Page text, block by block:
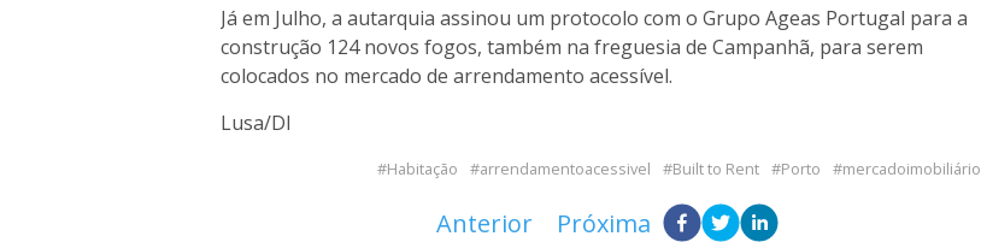
Já em Julho, a autarquia assinou um protocolo com o Grupo Ageas Portugal para a
construção 124 novos fogos, também na freguesia de Campanhã, para serem
colocados no mercado de arrendamento acessível.
Lusa/DI
Habitação arrendamentoacessivel Built to Rent Porto mercadoimobiliário
Anterior Próxima